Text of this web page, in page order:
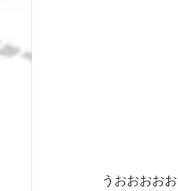
うおおおお